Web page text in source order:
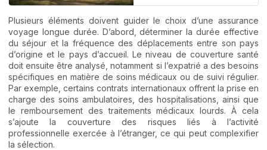
Plusieurs éléments doivent guider le choix d’une assurance
voyage longue durée. D’abord, déterminer la durée effective
du séjour et la fréquence des déplacements entre son pays
d’origine et le pays d’accueil. Le niveau de couverture santé
doit ensuite être analysé, notamment si l’expatrié a des besoins
spécifiques en matière de soins médicaux ou de suivi régulier.
Par exemple, certains contrats internationaux offrent la prise en
charge des soins ambulatoires, des hospitalisations, ainsi que
le remboursement des traitements médicaux lourds. À cela
s’ajoute la couverture des risques liés à l’activité
professionnelle exercée à l’étranger, ce qui peut complexifier
la sélection.